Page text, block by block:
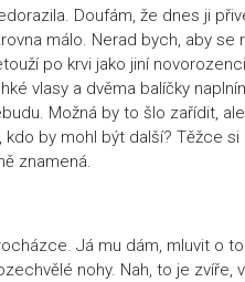
Doufám, že dnes ji
málo. Nerad bych, aby se
po krvi jako jiní
vlasy a dvěma balíčky
Možná by to šlo zařídit,
by mohl být další? Těžce
znamená.
Já mu dám, mluvit o
nohy. Nah, to je